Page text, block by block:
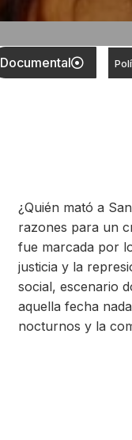
Documental
¿Quién mató a
razones para un
fue marcada por
justicia y la
social, escenario
aquella fecha
nocturnos y la